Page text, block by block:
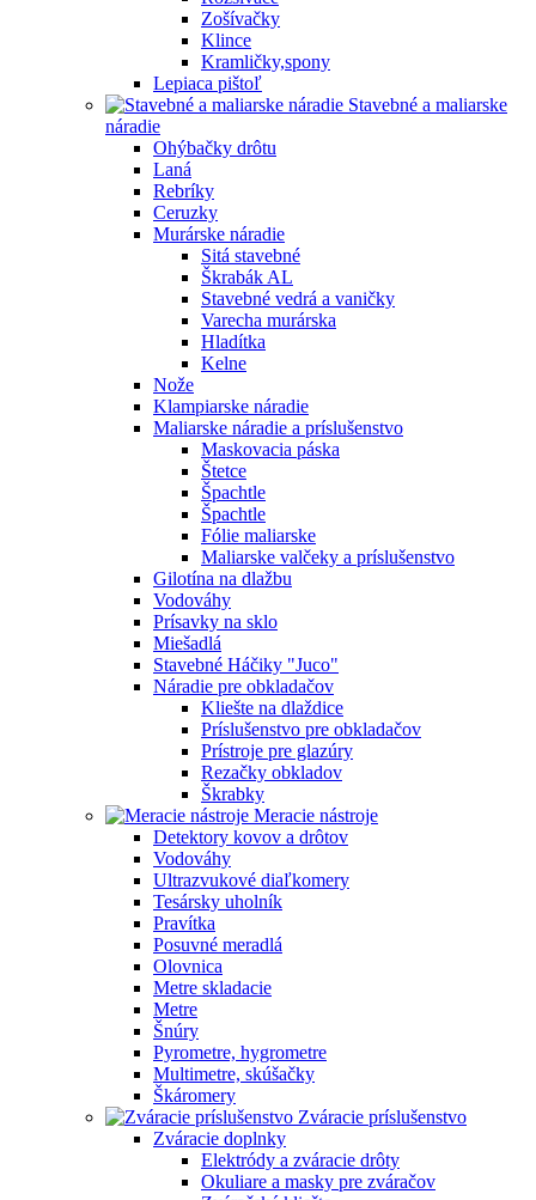
Zošívačky
Klince
Kramličky,spony
Lepiaca pištoľ
Stavebné a maliarske
náradie
Ohýbačky drôtu
Laná
Rebríky
Ceruzky
Murárske náradie
Sitá stavebné
Škrabák AL
Stavebné vedrá a vaničky
Varecha murárska
Hladítka
Kelne
Nože
Klampiarske náradie
Maliarske náradie a príslušenstvo
Maskovacia páska
Štetce
Špachtle
Špachtle
Fólie maliarske
Maliarske valčeky a príslušenstvo
Gilotína na dlažbu
Vodováhy
Prísavky na sklo
Miešadlá
Stavebné Háčiky "Juco"
Náradie pre obkladačov
Kliešte na dlaždice
Príslušenstvo pre obkladačov
Prístroje pre glazúry
Rezačky obkladov
Škrabky
Meracie nástroje
Detektory kovov a drôtov
Vodováhy
Ultrazvukové diaľkomery
Tesársky uholník
Pravítka
Posuvné meradlá
Olovnica
Metre skladacie
Metre
Šnúry
Pyrometre, hygrometre
Multimetre, skúšačky
Škáromery
Zváracie príslušenstvo
Zváracie doplnky
Elektródy a zváracie drôty
Okuliare a masky pre zváračov